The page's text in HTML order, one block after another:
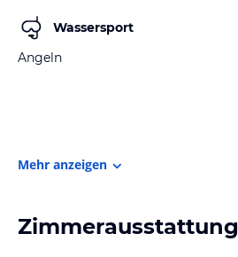
Wassersport
Angeln
Mehr anzeigen
Zimmerausstattung